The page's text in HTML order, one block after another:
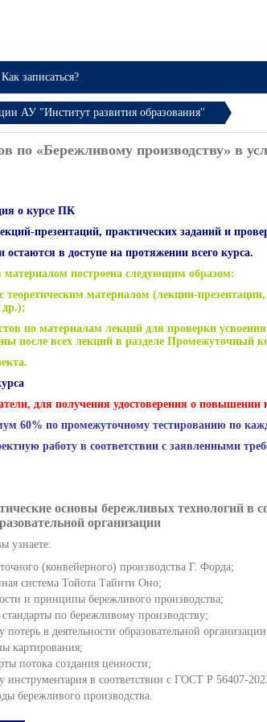
Как записаться?
АУ "Институт развития образования"
по «Бережливому производству» в
о курсе ПК
презентаций, практических заданий и
в доступе на протяжении всего курса.
материалом построена следующим образом:
теоретическим материалом (лекции-
по материалам лекций для проверки
после всех лекций в разделе Промежуточный
для получения удостоверения о повышении
60% по промежуточному тестированию по
работу в соответствии с заявленными
основы бережливых технологий в
организации
узнаете:
(конвейерного) производства Г. Форда;
система Тойота Тайити Оно;
и принципы бережливого производства;
по бережливому производству;
потерь в деятельности образовательной
картирования;
потока создания ценности;
инструментария в соответствии с ГОСТ Р 56407-
бережливого производства.